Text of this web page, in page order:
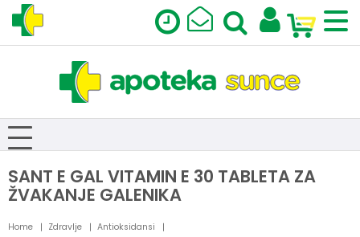
SANT E GAL VITAMIN E 30 TABLETA ZA
ŽVAKANJE GALENIKA
Home Zdravlje
Antioksidansi